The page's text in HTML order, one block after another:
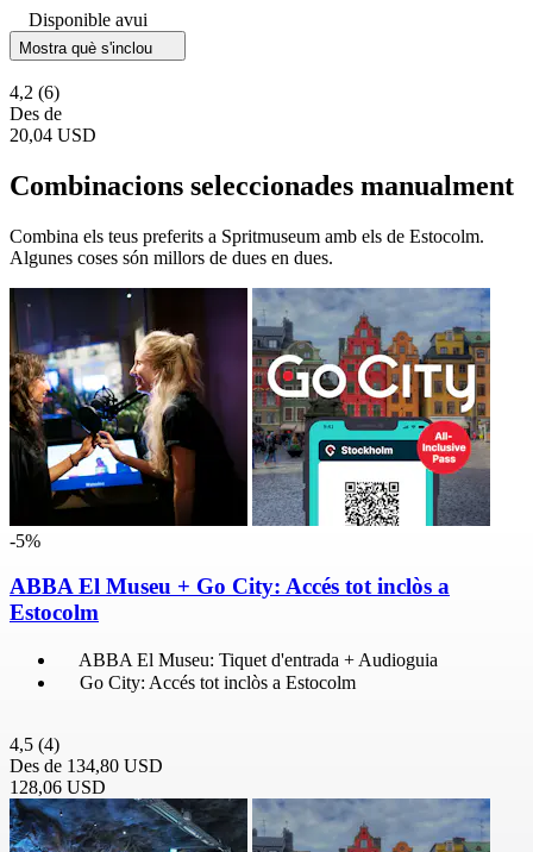
Disponible avui
Mostra què s'inclou
4,2 (6)
Des de
20,04 USD
Combinacions seleccionades manualment
Combina els teus preferits a Spritmuseum amb els de Estocolm.
Algunes coses són millors de dues en dues.
-5%
ABBA El Museu + Go City: Accés tot inclòs a
Estocolm
ABBA El Museu: Tiquet d'entrada + Audioguia
Go City: Accés tot inclòs a Estocolm
4,5 (4)
Des de 134,80 USD
128,06 USD